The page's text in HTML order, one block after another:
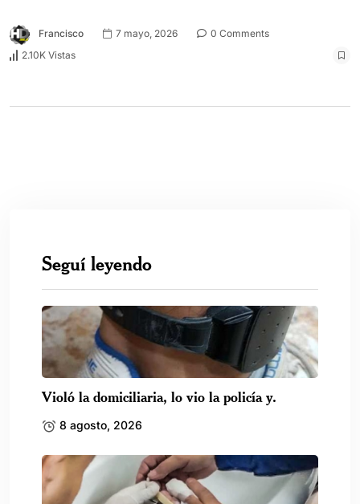
Francisco 7 mayo, 2026
0 Comments
2.10K Vistas
Seguí leyendo
Violó la domiciliaria, lo vio la policía y.
8 agosto, 2026